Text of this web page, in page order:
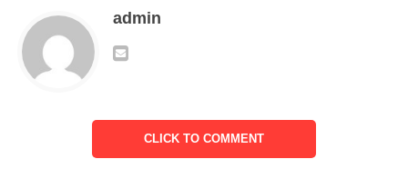
Kami mendapat informasi ada mayat laki-laki yang sudah
membusuk sekitar dua atau tiga harian tersebut sekitar jam 11,00
wib dan kami segera ketempat kejadian dan melaporkan ke
Polsek Anyar untuk di tindak lanjuti,dan alhamdulilah respon
evakuasi mayat tersebut dan memberikan siraman air ketimun
agar supaya mengurangi bau busuk di area rumah kosong
admin
CLICK TO COMMENT